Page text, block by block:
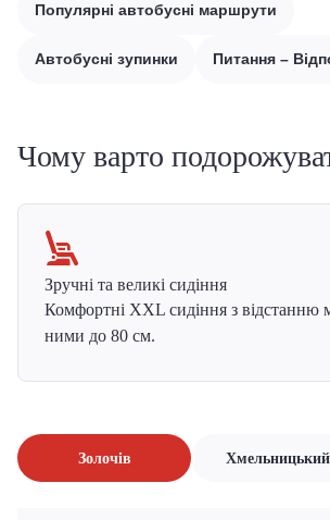
Популярні автобусні маршрути
Автобусні зупинки Питання –
Чому варто
Зручні та великі сидіння
Комфортні XXL сидіння з відстанню
ними до 80 см.
Золочів Хмельницький